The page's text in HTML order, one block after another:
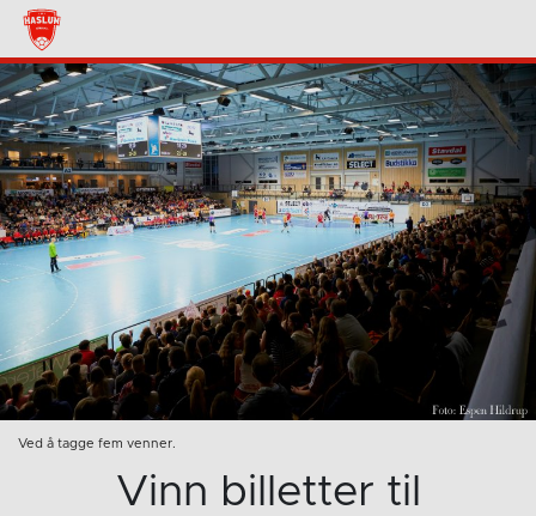
Ved å tagge fem venner.
Vinn billetter til